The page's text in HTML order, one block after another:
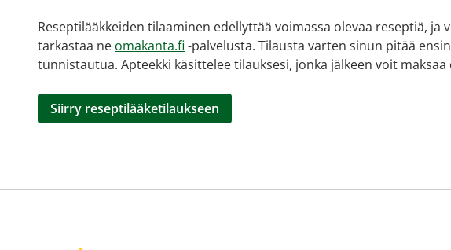
Reseptilääkkeiden tilaaminen edellyttää voimassa olevaa reseptiä, ja
tarkastaa ne omakanta.fi -palvelusta. Tilausta varten sinun pitää ensin
tunnistautua. Apteekki käsittelee tilauksesi, jonka jälkeen voit maksaa
Siirry reseptilääketilaukseen